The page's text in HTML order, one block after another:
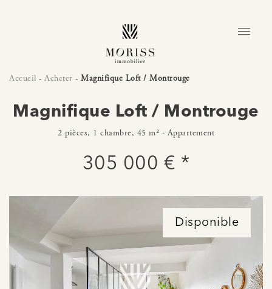
Accueil - Acheter - Magnifique Loft / Montrouge
Magnifique Loft / Montrouge
2 pièces, 1 chambre, 45 m² - Appartement
305 000 € *
Disponible